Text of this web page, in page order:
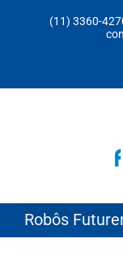
(11) 3360-
Robôs